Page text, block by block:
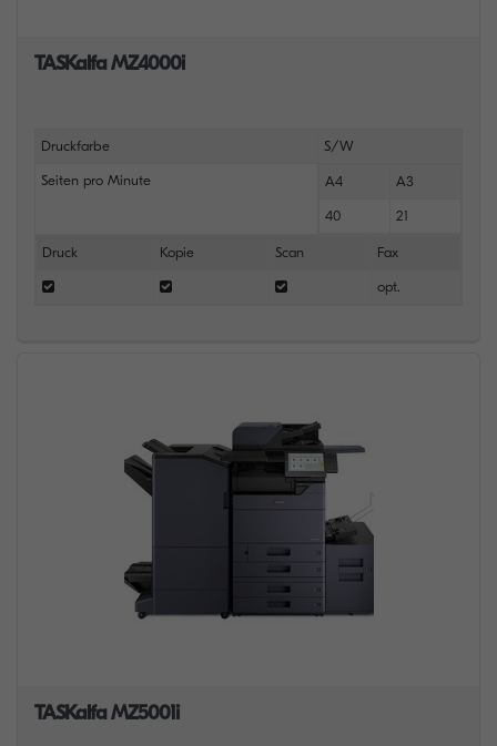
TASKalfa MZ4000i
Druckfarbe S/W
Seiten pro Minute A4 A3
40 21
Druck Kopie Scan Fax
opt.
TASKalfa MZ5001i